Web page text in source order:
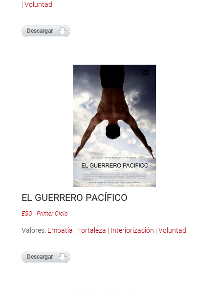
| Voluntad
Descargar
EL GUERRERO PACÍFICO
ESO - Primer Ciclo
Valores: Empatía | Fortaleza | Interiorización | Voluntad
Descargar